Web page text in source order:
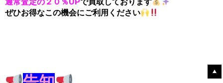
通常査定の２０％UPで買取しております
ぜひお得なこの機会にご利用ください